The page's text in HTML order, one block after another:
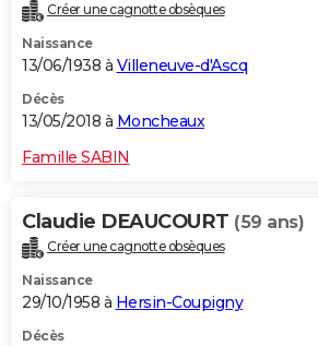
Créer une cagnotte obsèques
Naissance
13/06/1938 à Villeneuve-d'Ascq
Décès
13/05/2018 à Moncheaux
Famille SABIN
Claudie DEAUCOURT (59 ans)
Créer une cagnotte obsèques
Naissance
29/10/1958 à Hersin-Coupigny
Décès